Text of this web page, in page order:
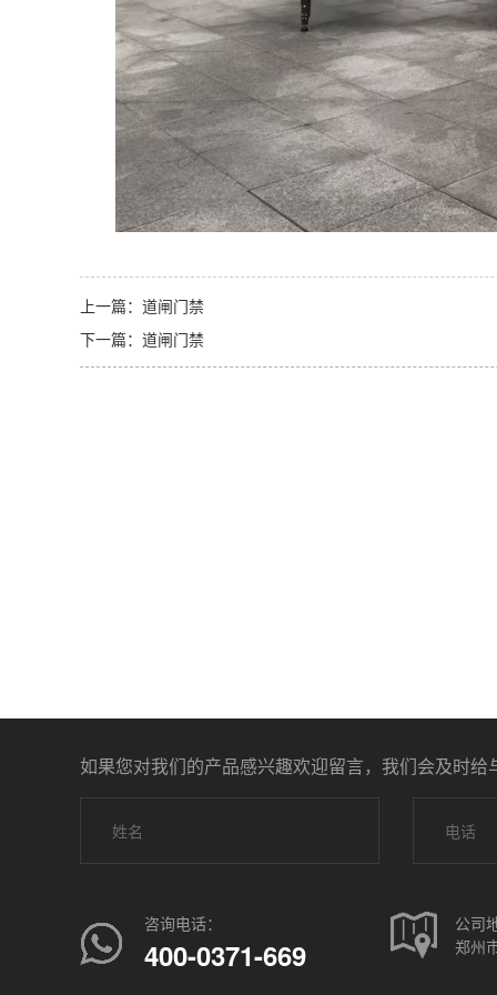
上一篇： 道闸门禁
下一篇： 道闸门禁
如果您对我们的产品感兴趣欢迎留言，我们会及时
咨询电话：
400-0371-669
公司
郑州